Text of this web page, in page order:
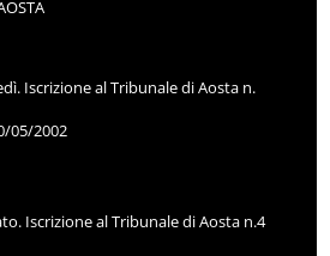
Iscrizione al Tribunale di Aosta n.
05/2002
Iscrizione al Tribunale di Aosta n.4